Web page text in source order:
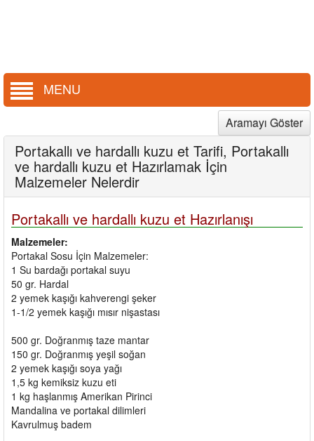
MENU
Aramayı Göster
Portakallı ve hardallı kuzu et Tarifi, Portakallı
ve hardallı kuzu et Hazırlamak İçin
Malzemeler Nelerdir
Portakallı ve hardallı kuzu et Hazırlanışı
Malzemeler:
Portakal Sosu İçin Malzemeler:
1 Su bardağı portakal suyu
50 gr. Hardal
2 yemek kaşığı kahverengi şeker
1-1/2 yemek kaşığı mısır nişastası
500 gr. Doğranmış taze mantar
150 gr. Doğranmış yeşil soğan
2 yemek kaşığı soya yağı
1,5 kg kemiksiz kuzu eti
1 kg haşlanmış Amerikan Pirinci
Mandalina ve portakal dilimleri
Kavrulmuş badem